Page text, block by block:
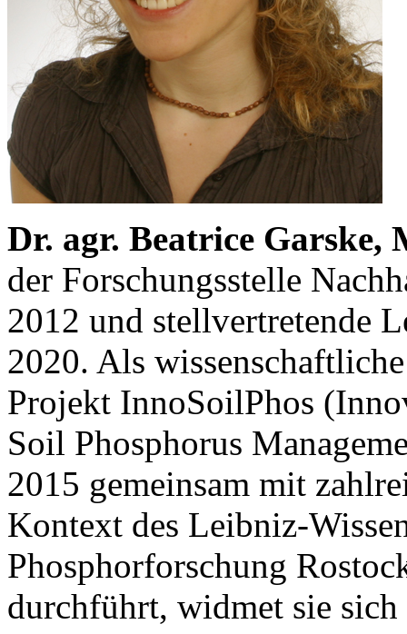
Dr. agr. Beatrice Garske,
der Forschungsstelle
2012 und stellvertretende
2020. Als
Projekt InnoSoilPhos
Soil Phosphorus
2015 gemeinsam mit
Kontext des Leibniz-
Phosphorforschung
durchführt, widmet sie